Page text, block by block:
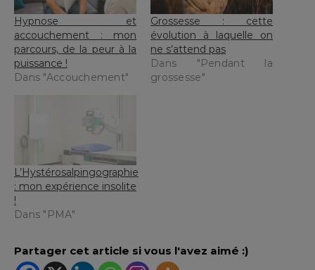
Hypnose et
accouchement : mon
parcours, de la peur à la
puissance !
Dans "Accouchement"
Grossesse : cette
évolution à laquelle on
ne s’attend pas
Dans "Pendant la
grossesse"
L’Hystérosalpingographie
: mon expérience insolite
!
Dans "PMA"
Partager cet article si vous l'avez aimé :)